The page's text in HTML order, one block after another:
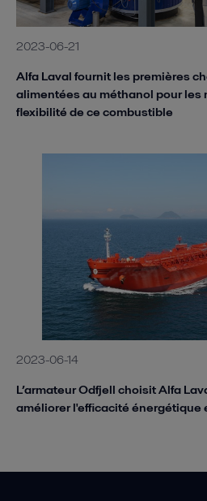
2023-06-21
Alfa Laval fournit les premières
alimentées au méthanol pour les
flexibilité de ce combustible
2023-06-14
L’armateur Odfjell choisit Alfa
améliorer l'efficacité énergétique